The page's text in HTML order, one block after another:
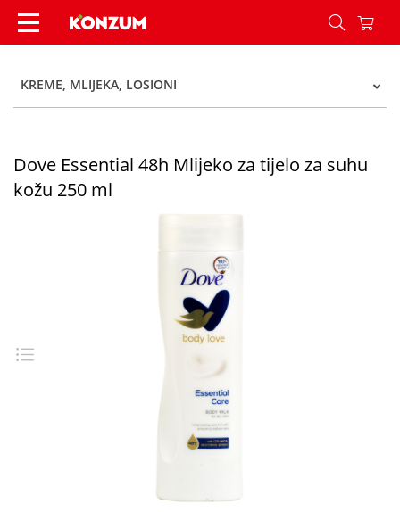
Dove Essential 48h Mlijeko za tijelo za suhu
KREME, MLIJEKA, LOSIONI
Dove Essential 48h Mlijeko za tijelo za suhu
kožu 250 ml